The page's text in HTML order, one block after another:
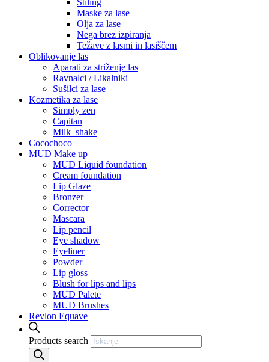
Stiling
Maske za lase
Olja za lase
Nega brez izpiranja
Težave z lasmi in lasiščem
Oblikovanje las
Aparati za striženje las
Ravnalci / Likalniki
Sušilci za lase
Kozmetika za lase
Simply zen
Capitan
Milk_shake
Cocochoco
MUD Make up
MUD Liquid foundation
Cream foundation
Lip Glaze
Bronzer
Corrector
Mascara
Lip pencil
Eye shadow
Eyeliner
Powder
Lip gloss
Blush for lips and lips
MUD Palete
MUD Brushes
Revlon Equave
Products search